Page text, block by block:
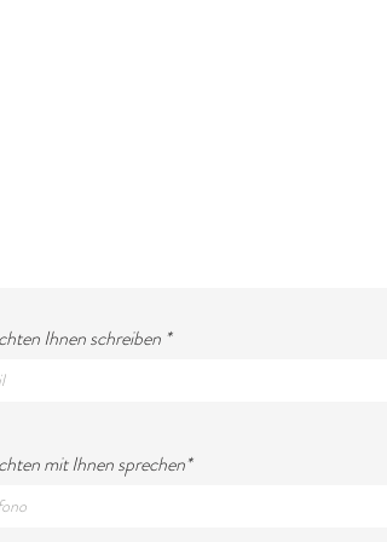
Ihnen schreiben
mit Ihnen sprechen*